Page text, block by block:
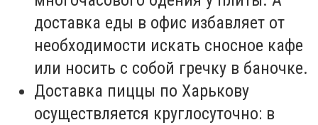
доставка еды в офис избавляет от
необходимости искать сносное кафе
или носить с собой гречку в баночке.
Доставка пиццы по Харькову
осуществляется круглосуточно: в